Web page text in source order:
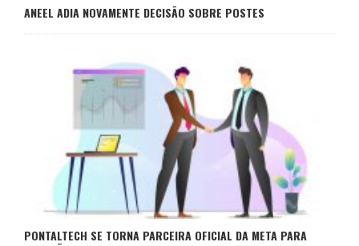
ANEEL ADIA NOVAMENTE DECISÃO SOBRE POSTES
PONTALTECH SE TORNA PARCEIRA OFICIAL DA META PARA